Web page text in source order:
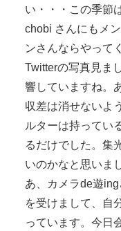
い・・・この季節
chobi さんにもメ
ンさんならやって
Twitterの写真見ま
響していますね。
収差は消せないよ
ルターは持ってい
るだけでした。集
いのかなと思いま
あ、カメラde遊
を受けまして、自
っています。今日